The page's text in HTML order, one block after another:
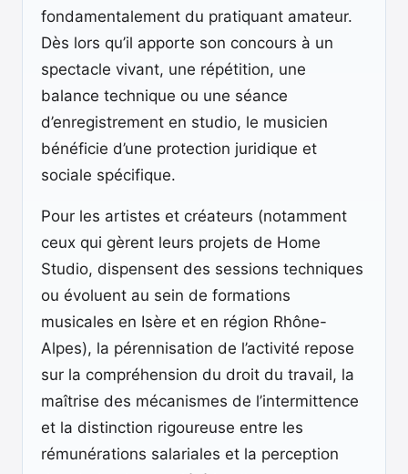
fondamentalement du pratiquant amateur.
Dès lors qu’il apporte son concours à un
spectacle vivant, une répétition, une
balance technique ou une séance
d’enregistrement en studio, le musicien
bénéficie d’une protection juridique et
sociale spécifique.
Pour les artistes et créateurs (notamment
ceux qui gèrent leurs projets de Home
Studio, dispensent des sessions techniques
ou évoluent au sein de formations
musicales en Isère et en région Rhône-
Alpes), la pérennisation de l’activité repose
sur la compréhension du droit du travail, la
maîtrise des mécanismes de l’intermittence
et la distinction rigoureuse entre les
rémunérations salariales et la perception